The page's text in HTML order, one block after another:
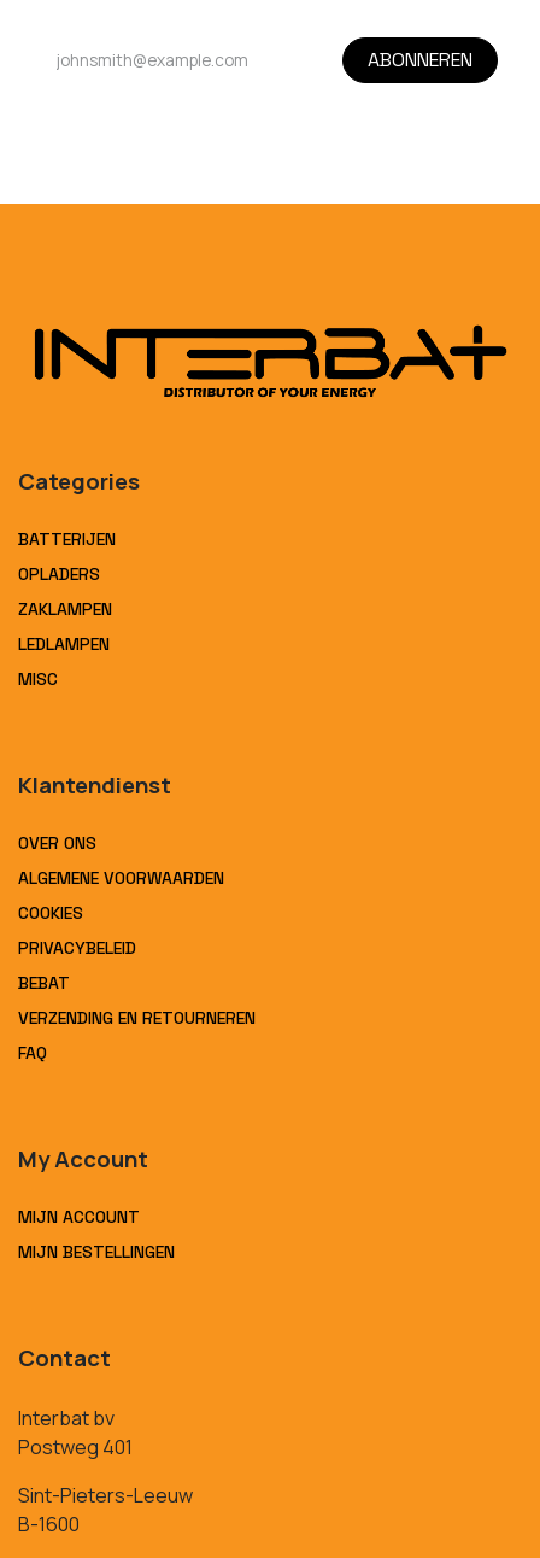
ABONNEREN
Categories
BATTERIJEN
OPLADERS
ZAKLAMPEN
LEDLAMPEN
MISC
Klantendienst
OVER ONS
ALGEMENE VOORWAARDEN
COOKIES
PRIVACYBELEID
BEBAT
VERZENDING EN RETOURNEREN
FAQ
My Account
MIJN ACCOUNT
MIJN BESTELLINGEN
Contact
Interbat bv
Postweg 401
Sint-Pieters-Leeuw
B-1600